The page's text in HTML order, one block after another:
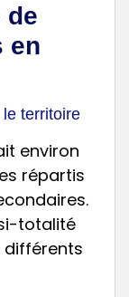
de
en
territoire
environ
répartis
totalité